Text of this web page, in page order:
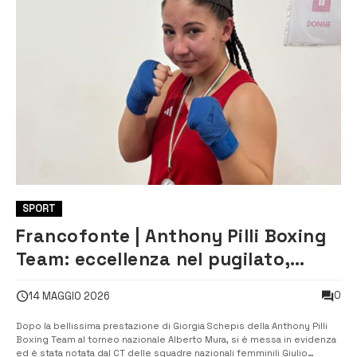
SPORT
Francofonte | Anthony Pilli Boxing
Team: eccellenza nel pugilato,
Nazionale Under 15
14 MAGGIO 2026 0
Dopo la bellissima prestazione di Giorgia Schepis della Anthony Pilli
Boxing Team al torneo nazionale Alberto Mura, si è messa in evidenza
ed è stata notata dal CT delle squadre nazionali femminili Giulio